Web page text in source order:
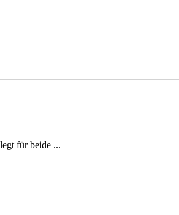
für beide ...